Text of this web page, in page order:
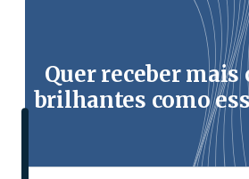
Quer receber mais
brilhantes como